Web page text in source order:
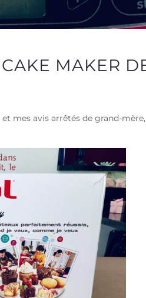
MAKER
mes avis arrêtés de grand-